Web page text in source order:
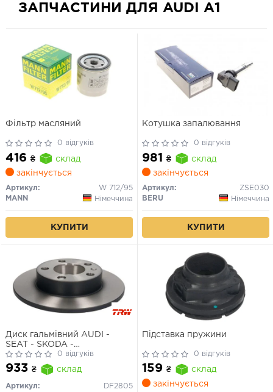
ЗАПЧАСТИНИ ДЛЯ AUDI A1
Фільтр масляний
0 відгуків
416 ₴
склад
закінчується
Артикул:
W 712/95
MANN
Німеччина
КУПИТИ
Котушка запалювання
0 відгуків
981 ₴
склад
закінчується
Артикул:
ZSE030
BERU
Німеччина
КУПИТИ
Диск гальмівний AUDI -
SEAT - SKODA -
VOLKSWAGEN
A2/A3/TT/Cordoba/Ibiza/Leon/Toledo/Fabia
0 відгуків
933 ₴ склад
Артикул:
DF2805
Підставка пружини
0 відгуків
159 ₴
склад
закінчується